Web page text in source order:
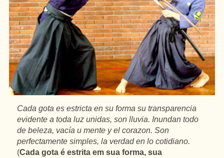
Cada gota es estricta en su forma su transparencia
evidente a toda luz unidas, son lluvia. Inundan todo
de beleza, vacía u mente y el corazon. Son
perfectamente simples, la verdad en lo cotidiano.
(Cada gota é estrita em sua forma, sua